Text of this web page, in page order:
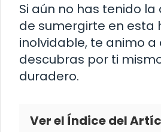
Si aún no has tenido
de sumergirte en esta
inolvidable, te animo a
descubras por ti
duradero.
Ver el Índice del